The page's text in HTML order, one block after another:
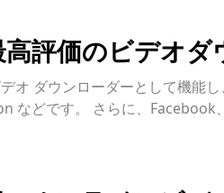
評価のビデオダ
ダウンローダーとして機能し
どです。 さらに、Facebook